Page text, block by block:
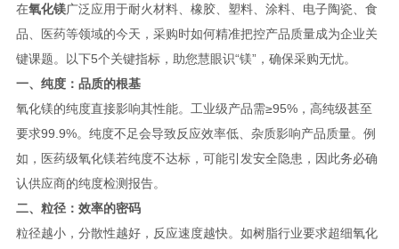
在氧化镁广泛应用于耐火材料、橡胶、塑料、涂料、电子陶瓷、食
品、医药等领域的今天，采购时如何精准把控产品质量成为企业关
键课题。以下5个关键指标，助您慧眼识“镁”，确保采购无忧。
一、纯度：品质的根基
氧化镁的纯度直接影响其性能。工业级产品需≥95%，高纯级甚至
要求99.9%。纯度不足会导致反应效率低、杂质影响产品质量。例
如，医药级氧化镁若纯度不达标，可能引发安全隐患，因此务必确
认供应商的纯度检测报告。
二、粒径：效率的密码
粒径越小，分散性越好，反应速度越快。如树脂行业要求超细氧化